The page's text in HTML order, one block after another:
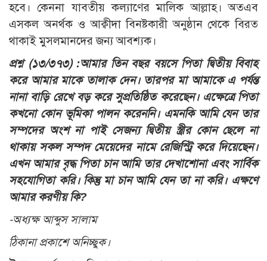
হবে। কেননা যাবতীয় কল্যাণের মালিক আল্লাহ। অতএব
এসকল অনর্থক ও আক্বীদা বিনষ্টকারী অনুষ্ঠান থেকে বিরত
থাকাই মুসলমানদের জন্য আবশ্যক।
প্রশ্ন (১৩/৩৭৩) :আমার তিন বছর বয়সে পিতা দ্বিতীয় বিবাহ
করে আমার মাকে তালাক দেন। তারপর মা আমাকে এ পর্যন্ত
নানা বাড়ি রেখে বড় করে সুপ্রতিষ্ঠিত করেছেন। এক্ষেত্রে পিতা
কখনো কোন ভূমিকা পালন করেননি। এমনকি আমি যেন তার
সম্পদের অংশ না পাই সেজন্য দ্বিতীয় স্ত্রীর কোন ছেলে না
থাকায় সকল সম্পদ মেয়েদের নামে রেজিস্ট্রি করে দিয়েছেন।
এখন আমার বৃদ্ধ পিতা চান আমি তার দেখাশোনা এবং সার্বিক
সহযোগিতা করি। কিন্তু মা চান আমি যেন তা না করি। এক্ষণে
আমার করণীয় কি?
-অধ্যক্ষ আব্দুস সালাম
ঠিকানা প্রকাশে অনিচ্ছুক।